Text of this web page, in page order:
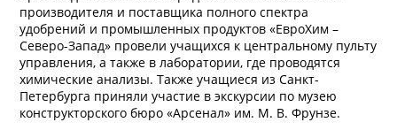
производителя и поставщика полного спектра
удобрений и промышленных продуктов «ЕвроХим –
Северо-Запад» провели учащихся к центральному пульту
управления, а также в лаборатории, где проводятся
химические анализы. Также учащиеся из Санкт-
Петербурга приняли участие в экскурсии по музею
конструкторского бюро «Арсенал» им. М. В. Фрунзе.